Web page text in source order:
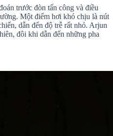
trước đòn tấn công và điều
Một điểm hơi khó chịu là nút
dẫn đến độ trễ rất nhỏ. Arjun
đôi khi dẫn đến những pha